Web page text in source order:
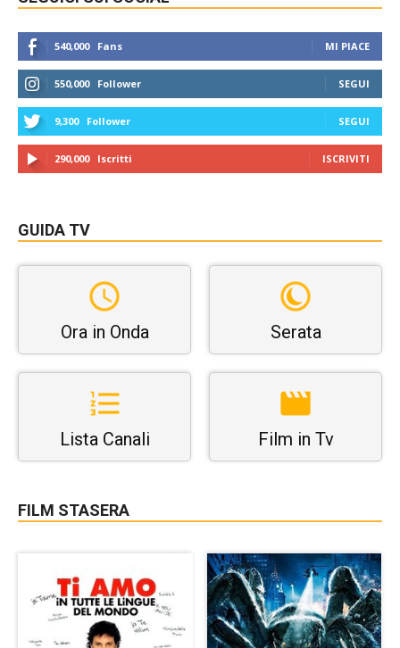
540,000 Fans MI PIACE
550,000 Follower SEGUI
9,300 Follower SEGUI
290,000 Iscritti ISCRIVITI
GUIDA TV
Ora in Onda Serata
Lista Canali Film in Tv
FILM STASERA